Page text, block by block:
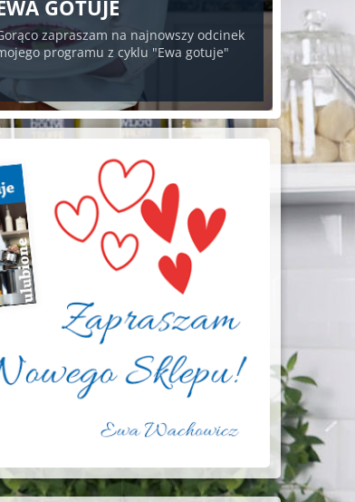
GOTUJE
zapraszam na najnowszy odcinek
programu z cyklu "Ewa gotuje"